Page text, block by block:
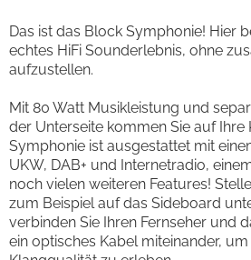
Das ist das Block Symphonie! Hier
echtes HiFi Sounderlebnis, ohne
aufzustellen.
Mit 80 Watt Musikleistung und
der Unterseite kommen Sie auf Ihre
Symphonie ist ausgestattet mit
UKW, DAB+ und Internetradio,
noch vielen weiteren Features!
zum Beispiel auf das Sideboard
verbinden Sie Ihren Fernseher und
ein optisches Kabel miteinander,